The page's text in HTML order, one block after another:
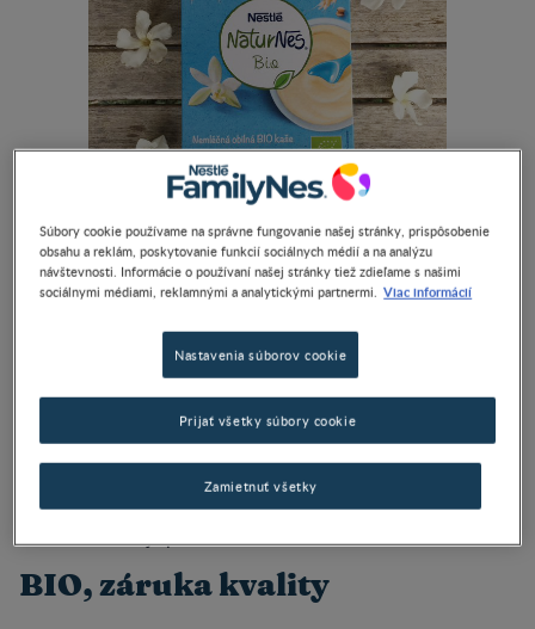
Hneď ako sa vaše bábätko doma trochu oťuká, začína
objavovať svet a poznávať nové chute. Prestalo mu už
stačiť mliečko? Hlavne pri malých deťoch je potrebné klásť
zvýšený dôraz na výber zdravých a čo najkvalitnejších
potravín. Deti bývajú na niektoré látky – napr. dusičnany –
citlivejšie a ich konzumácia môže viesť k nepríjemným
tráviacim ťažkostiam. Teraz je teda ten správny čas rozšíriť
mu jedálniček o tie najkvalitnejšie príkrmy – to znamená
bez konzervantov, prídavkov cukru, umelých farbív, ľahko
stráviteľné a najlepšie v BIO kvalite.
BIO, záruka kvality
Súbory cookie používame na správne fungovanie našej stránky, prispôsobenie
obsahu a reklám, poskytovanie funkcií sociálnych médií a na analýzu
návštevnosti. Informácie o používaní našej stránky tiež zdieľame s našimi
sociálnymi médiami, reklamnými a analytickými partnermi. Viac informácií
Nastavenia súborov cookie
Zamietnuť všetky
Prijať všetky súbory cookie